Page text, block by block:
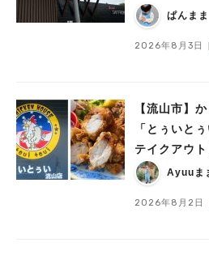
ぱんまま
2026年8月3日
【流山市】
「とぅいと
テイクアウ
Ayuuま
2026年8月2日